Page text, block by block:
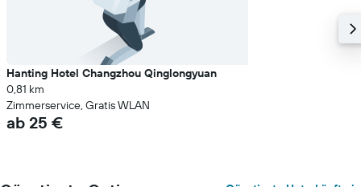
Hanting Hotel Changzhou Qinglongyuan
0,81 km
Zimmerservice, Gratis WLAN
ab 25 €